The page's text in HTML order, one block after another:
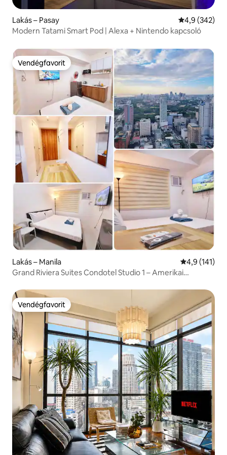
Lakás – Pasay Átlagos
4,9 (342)
Modern Tatami Smart Pod | Alexa + Nintendo kapcsoló
Vendégfavorit
Vendégfavorit
Lakás – Manila Átlagos
4,9 (141)
Grand Riviera Suites Condotel Studio 1 – Amerikai
Vendégfavorit
Vendégfavorit